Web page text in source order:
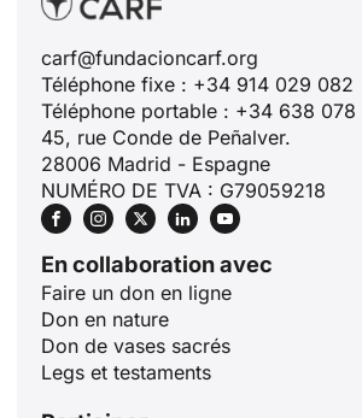
carf@fundacioncarf.org
Téléphone fixe : +34 914 029 082
Téléphone portable : +34 638 078
45, rue Conde de Peñalver.
28006 Madrid - Espagne
NUMÉRO DE TVA : G79059218
En collaboration avec
Faire un don en ligne
Don en nature
Don de vases sacrés
Legs et testaments